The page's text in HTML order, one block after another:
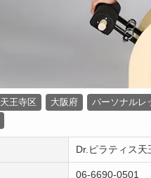
天王寺区 大阪府 パーソナルレ
Dr.ピラティス天
06-6690-0501